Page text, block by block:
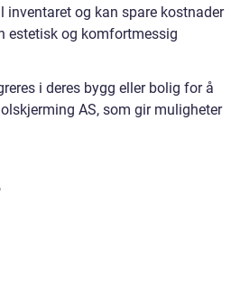
og kan spare kostnader
estetisk og komfortmessig
i deres bygg eller bolig for å
AS, som gir muligheter